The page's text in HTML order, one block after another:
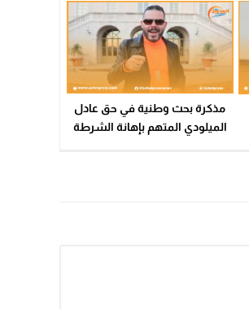
مذكرة بحث وطنية في حق عادل
الميلودي المتهم بإهانة الشرطة